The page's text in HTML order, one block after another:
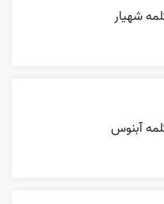
شهیار
آبنوس